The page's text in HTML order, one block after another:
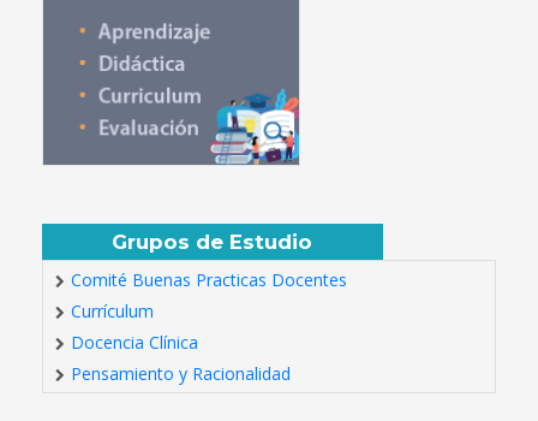
Grupos de Estudio
Comité Buenas Practicas Docentes
Currículum
Docencia Clínica
Pensamiento y Racionalidad